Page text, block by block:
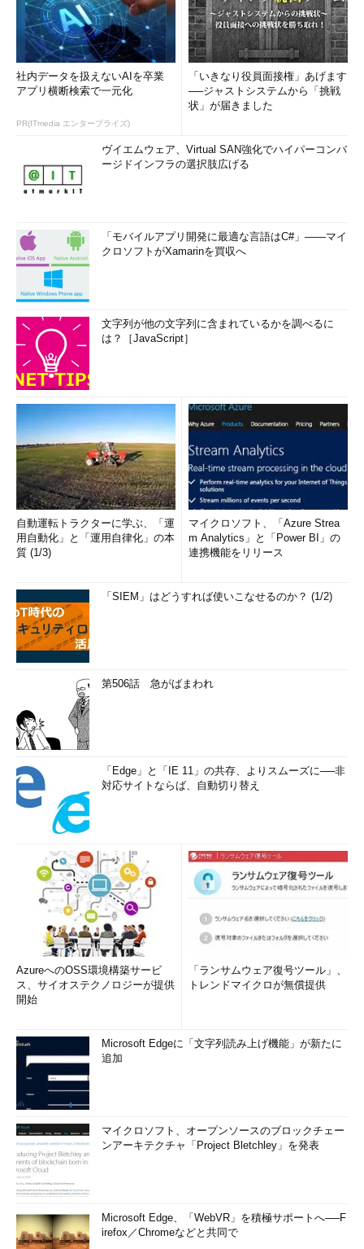
社内データを扱えないAIを卒業
アプリ横断検索で一元化
PR(ITmedia エンタープライズ)
「いきなり役員面接権」あげます
──ジャストシステムから「挑戦
状」が届きました
ヴイエムウェア、Virtual SAN強化でハイパーコンバ
ージドインフラの選択肢広げる
「モバイルアプリ開発に最適な言語はC#」――マイ
クロソフトがXamarinを買収へ
文字列が他の文字列に含まれているかを調べるに
は？［JavaScript］
自動運転トラクターに学ぶ、「運
用自動化」と「運用自律化」の本
質 (1/3)
マイクロソフト、「Azure Strea
m Analytics」と「Power BI」の
連携機能をリリース
「SIEM」はどうすれば使いこなせるのか？ (1/2)
第506話 急がばまわれ
「Edge」と「IE 11」の共存、よりスムーズに──非
対応サイトならば、自動切り替え
AzureへのOSS環境構築サービ
ス、サイオステクノロジーが提供
開始
「ランサムウェア復号ツール」、
トレンドマイクロが無償提供
Microsoft Edgeに「文字列読み上げ機能」が新たに
追加
マイクロソフト、オープンソースのブロックチェー
ンアーキテクチャ「Project Bletchley」を発表
Microsoft Edge、「WebVR」を積極サポートへ──F
irefox／Chromeなどと共同で